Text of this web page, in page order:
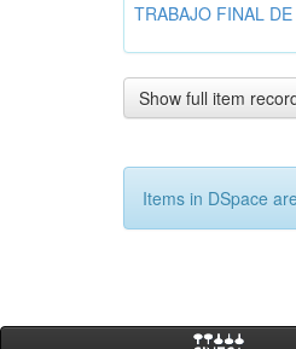
TRABAJO FINAL
Show full item
Items in DSpace